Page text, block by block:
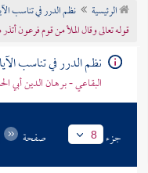
تراجم الأعلام
الرئيسية نظم الدرر في تناسب
قوله تعالى وقال الملأ من قوم فرعون
نظم الدرر في تناسب
البقاعي - برهان الدين أبي
جزء 8 صفحة